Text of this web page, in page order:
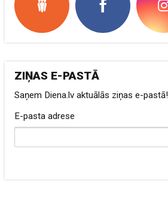
ZIŅAS E-PASTĀ
Saņem Diena.lv aktuālās ziņas e-pastā!
E-pasta adrese